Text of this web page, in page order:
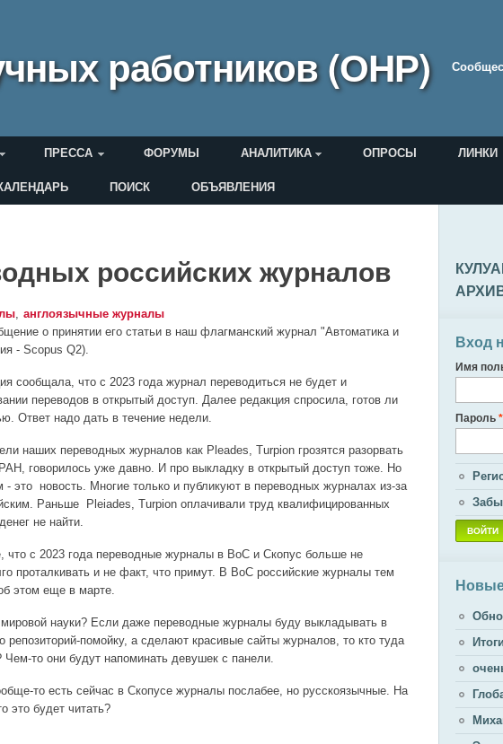
работников (ОНР)
ПРЕССА ФОРУМЫ АНАЛИТИКА ОПРОСЫ ЛИНКИ
ПОИСК ОБЪЯВЛЕНИЯ
российских журналов
англоязычные журналы
о принятии его статьи в наш флагманский журнал "Автоматика и
- Scopus Q2).
сообщала, что c 2023 года журнал переводиться не будет и
переводов в открытый доступ. Далее редакция спросила, готов ли
Ответ надо дать в течение недели.
наших переводных журналов как Pleades, Turpion грозятся разорвать
говорилось уже давно. И про выкладку в открытый доступ тоже. Но
- это новость. Многие только и публикуют в переводных журналах из-за
Раньше Pleiades, Turpion оплачивали труд квалифицированных
не найти.
что с 2023 года переводные журналы в ВоС и Скопус больше не
проталкивать и не факт, что примут. В ВоС российские журналы тем
этом еще в марте.
науки? Если даже переводные журналы буду выкладывать в
репозиторий-помойку, а сделают красивые сайты журналов, то кто туда
Чем-то они будут напоминать девушек с панели.
то есть сейчас в Скопусе журналы послабее, но русскоязычные. На
это будет читать?
Вход
Имя
Пароль *